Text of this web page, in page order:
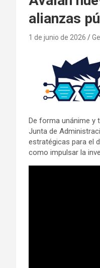
alianzas
1 de junio de 2026
De forma unánime y
Junta de
estratégicas para el
como impulsar la